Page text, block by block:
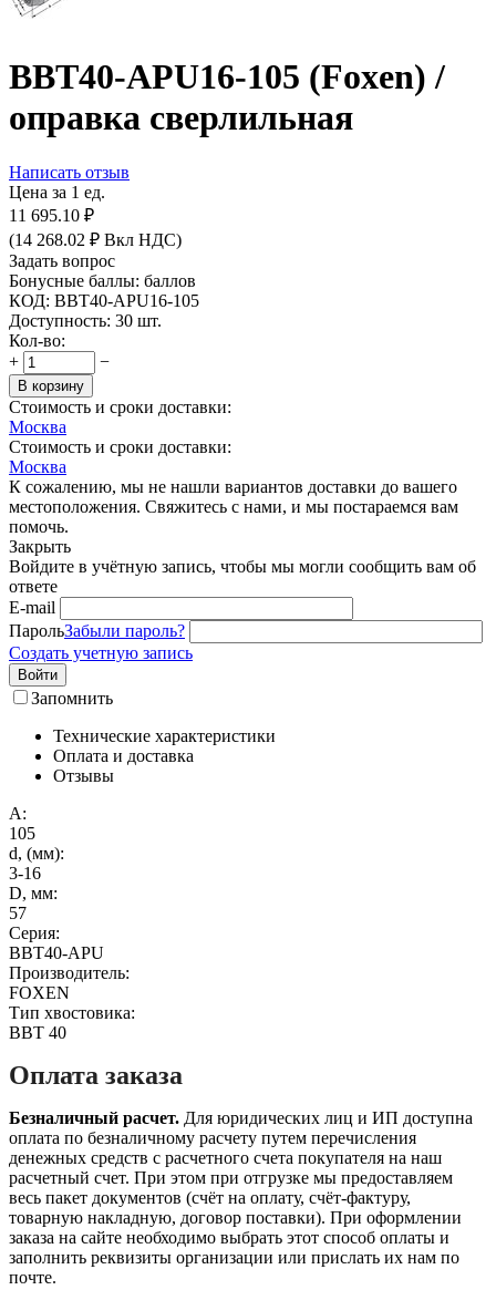
BBT40-APU16-105 (Foxen) /
оправка сверлильная
Написать отзыв
Цена за 1 ед.
11 695.10 ₽
(14 268.02 ₽ Вкл НДС)
Задать вопрос
Бонусные баллы: баллов
КОД: BBT40-APU16-105
Доступность: 30 шт.
Кол-во:
+
−
В корзину
Стоимость и сроки доставки:
Москва
Стоимость и сроки доставки:
Москва
К сожалению, мы не нашли вариантов доставки до вашего
местоположения. Свяжитесь с нами, и мы постараемся вам
помочь.
Закрыть
Войдите в учётную запись, чтобы мы могли сообщить вам об
ответе
E-mail
ПарольЗабыли пароль?
Создать учетную запись
Войти
Запомнить
Технические характеристики
Оплата и доставка
Отзывы
A:
105
d, (мм):
3-16
D, мм:
57
Серия:
BBT40-APU
Производитель:
FOXEN
Тип хвостовика:
BBT 40
Оплата заказа
Безналичный расчет. Для юридических лиц и ИП доступна
оплата по безналичному расчету путем перечисления
денежных средств с расчетного счета покупателя на наш
расчетный счет. При этом при отгрузке мы предоставляем
весь пакет документов (счёт на оплату, счёт-фактуру,
товарную накладную, договор поставки). При оформлении
заказа на сайте необходимо выбрать этот способ оплаты и
заполнить реквизиты организации или прислать их нам по
почте.